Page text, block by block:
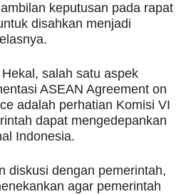
keputusan pada rapat
disahkan menjadi
salah satu aspek
ASEAN Agreement on
adalah perhatian Komisi VI
dapat mengedepankan
Indonesia.
diskusi dengan pemerintah,
agar pemerintah